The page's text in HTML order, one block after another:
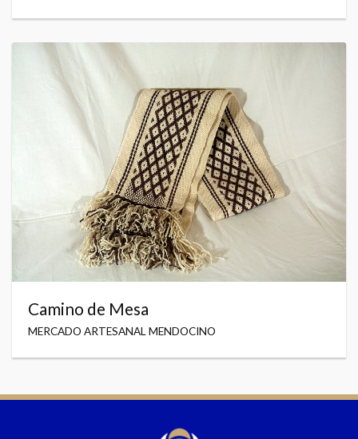
Camino de Mesa
MERCADO ARTESANAL MENDOCINO